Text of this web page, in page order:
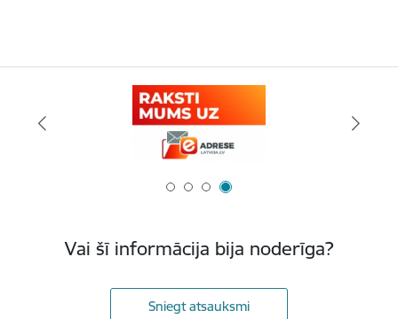
Vai šī informācija bija noderīga?
Sniegt atsauksmi